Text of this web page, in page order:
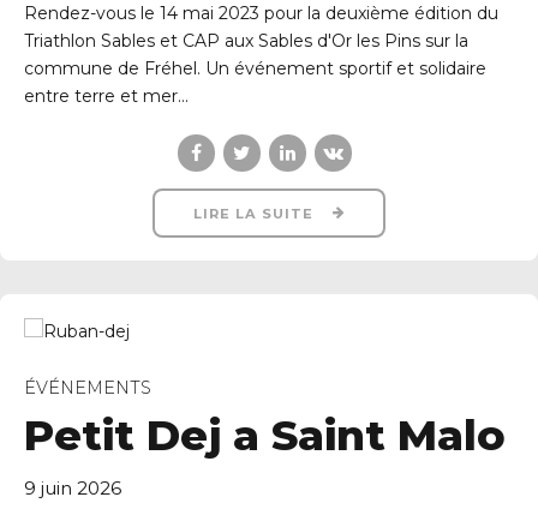
Rendez-vous le 14 mai 2023 pour la deuxième édition du
Triathlon Sables et CAP aux Sables d'Or les Pins sur la
commune de Fréhel. Un événement sportif et solidaire
entre terre et mer...
LIRE LA SUITE
ÉVÉNEMENTS
Petit Dej a Saint Malo
9 juin 2026